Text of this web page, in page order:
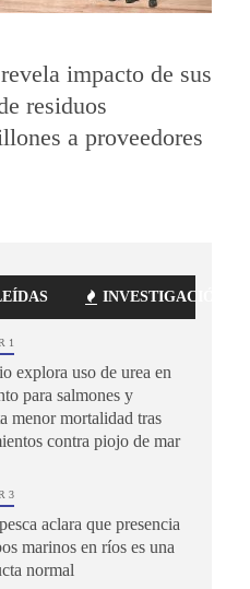
impacto de sus
residuos
a proveedores
INVESTIGACIÓN
1
explora uso de urea en
para salmones y
menor mortalidad tras
contra piojo de mar
3
aclara que presencia
marinos en ríos es una
normal